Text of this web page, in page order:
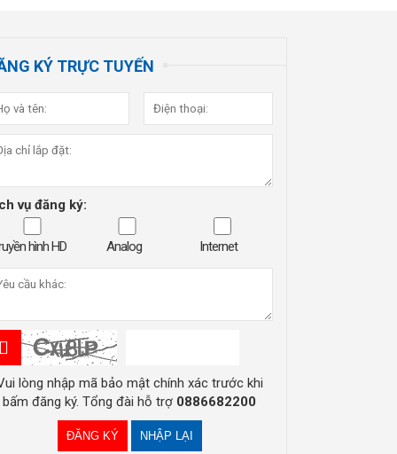
KÝ TRỰC TUYẾN
vụ đăng ký:
hình HD Analog Internet
lòng nhập mã bảo mật chính xác trước khi
bấm đăng ký. Tổng đài hỗ trợ 0886682200